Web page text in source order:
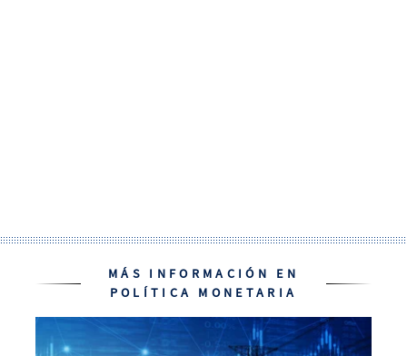
MÁS INFORMACIÓN EN
POLÍTICA MONETARIA